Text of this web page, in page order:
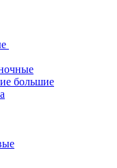
большие